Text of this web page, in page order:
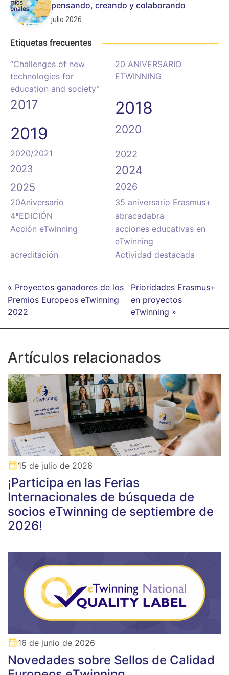
pensando, creando y colaborando
julio 2026
Etiquetas frecuentes
“Challenges of new
technologies for
education and society”
20 ANIVERSARIO
ETWINNING
2017
2018
2019
2020
2020/2021
2022
2023
2024
2025 2026
20Aniversario
35 aniversario Erasmus+
4ªEDICIÓN
abracadabra
Acción eTwinning
acciones educativas en
eTwinning
acreditación
Actividad destacada
« Proyectos ganadores de los
Premios Europeos eTwinning
2022
Prioridades Erasmus+
en proyectos
eTwinning »
Artículos relacionados
15 de julio de 2026
¡Participa en las Ferias
Internacionales de búsqueda de
socios eTwinning de septiembre de
2026!
16 de junio de 2026
Novedades sobre Sellos de Calidad